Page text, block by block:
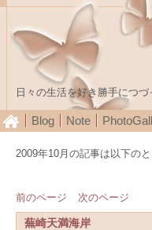
日々の生活を好き勝手につ
Blog Note
2009年10月の記事は以下のと
前のページ
次のページ
蕪崎天満海岸